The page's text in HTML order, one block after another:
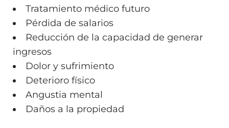
Tratamiento médico futuro
Pérdida de salarios
Reducción de la capacidad de generar
ingresos
Dolor y sufrimiento
Deterioro físico
Angustia mental
Daños a la propiedad